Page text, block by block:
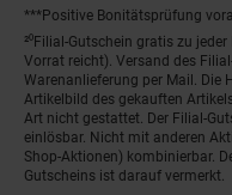
***Positive Bonitätsprüfung
²⁰Filial-Gutschein gratis zu
Vorrat reicht). Versand des
Warenanlieferung per Mail. Die
Artikelbild des gekauften
Art nicht gestattet. Der Filial-
einlösbar. Nicht mit anderen
Shop-Aktionen) kombinierbar.
Gutscheins ist darauf vermerkt.